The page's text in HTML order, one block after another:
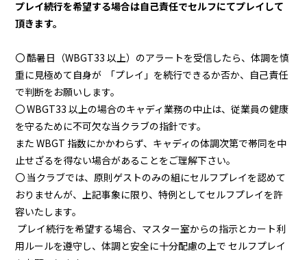
プレイ続行を希望する場合は自己責任でセルフにてプレイして
頂きます。
〇 酷暑日（WBGT33 以上）のアラートを受信したら、体調を慎
重に見極めて 自身が
「プレイ」を続行できるか否か、自己責任
で判断をお願いします。
〇 WBGT33 以上の場合のキャディ業務の中止は、従業員の健康
を守るために不可欠な当クラブの指針です。
また WBGT 指数にかかわらず、キャディの体調次第で帯同を中
止せざるを得ない場合があることをご理解下さい。
〇 当クラブでは、原則ゲストのみの組にセルフプレイを認めて
おりませんが、上記事象に限り、特例としてセルフプレイを許
容いたします。
プレイ続行を希望する場合、マスター室からの指示とカート利
用ルールを遵守し、体調と安全に十分配慮の上で セルフプレイ